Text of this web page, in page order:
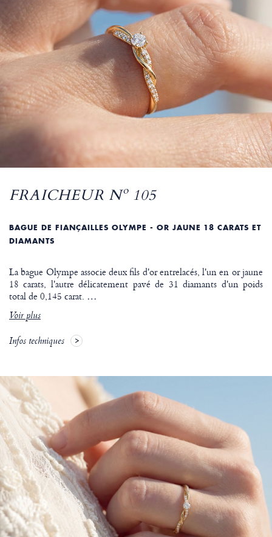
FRAICHEUR Nº 105
BAGUE DE FIANÇAILLES OLYMPE - OR JAUNE 18 CARATS ET
DIAMANTS
La bague Olympe associe deux fils d'or entrelacés, l'un en or jaune
18 carats, l'autre délicatement pavé de 31 diamants d'un poids
total de 0,145 carat. …
Voir plus
Infos techniques